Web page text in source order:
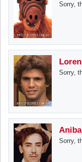
Sorry,
Sorry,
Sorry,